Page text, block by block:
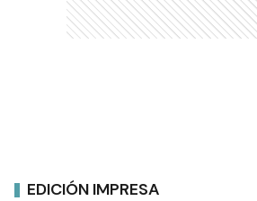
EDICIÓN IMPRESA